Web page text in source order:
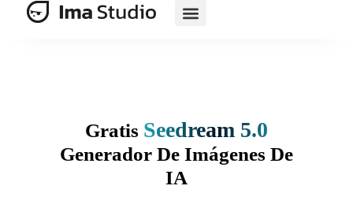
Gratis Seedream 5.0
Generador De Imágenes De
IA